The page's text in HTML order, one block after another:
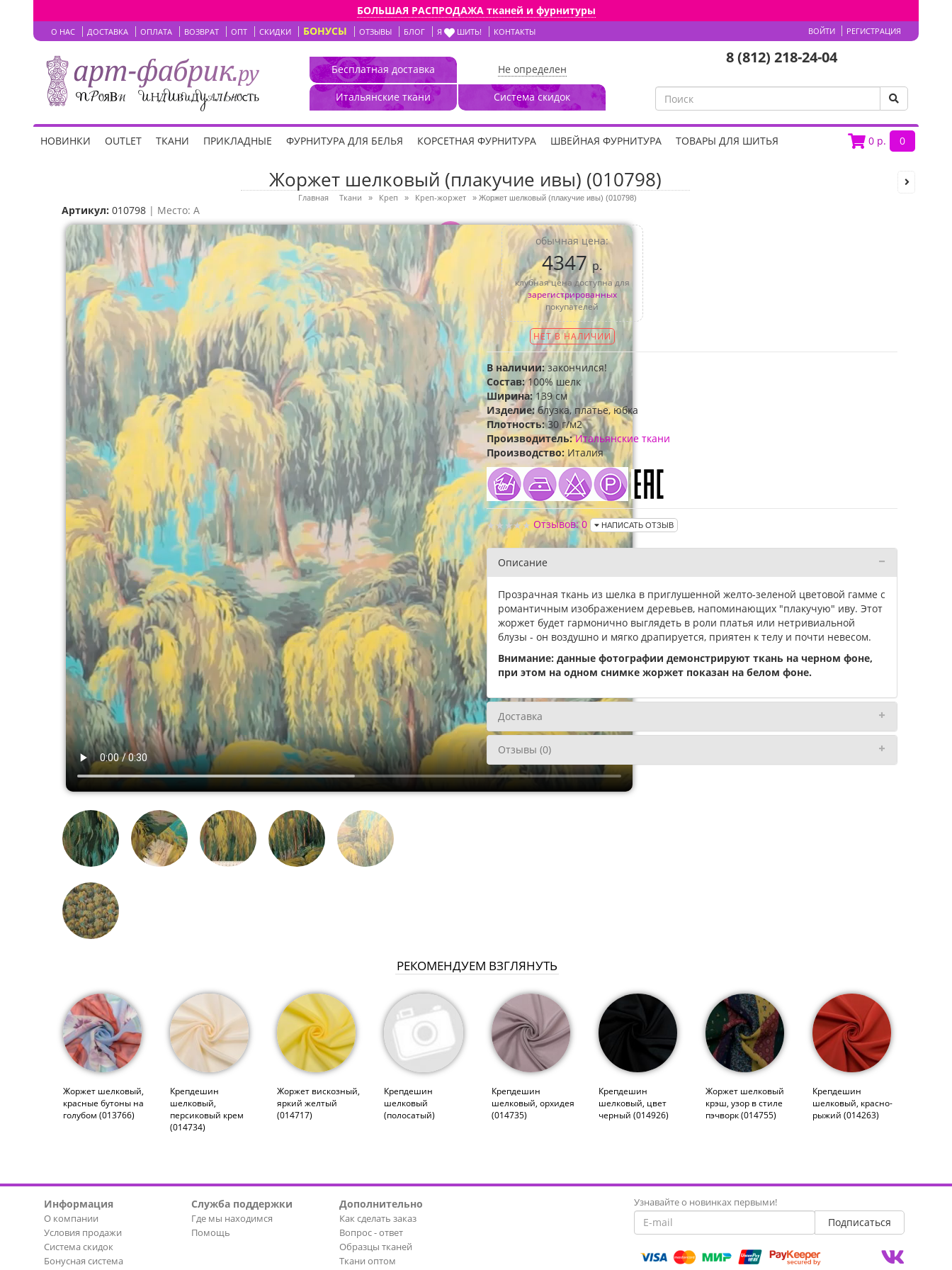
БОЛЬШАЯ РАСПРОДАЖА тканей и фурнитуры
О НАС ДОСТАВКА ОПЛАТА ВОЗВРАТ ОПТ СКИДКИ БОНУСЫ ОТЗЫВЫ БЛОГ Я ШИТЬ! КОНТАКТЫ ВОЙТИ РЕГИСТРАЦИЯ
Бесплатная доставка
Итальянские ткани
Не определен
Система скидок
8 (812) 218-24-04
0 р. 0
НОВИНКИ OUTLET ТКАНИ ПРИКЛАДНЫЕ ФУРНИТУРА ДЛЯ БЕЛЬЯ КОРСЕТНАЯ ФУРНИТУРА ШВЕЙНАЯ ФУРНИТУРА ТОВАРЫ ДЛЯ ШИТЬЯ
Жоржет шелковый (плакучие ивы) (010798)
Главная Ткани » Креп » Креп-жоржет » Жоржет шелковый (плакучие ивы) (010798)
Артикул: 010798 | Место: A
3D обычная цена:
4347р.
клубная цена доступна для
зарегистрированных
покупателей
НЕТ В НАЛИЧИИ
В наличии:закончился!
Состав:100% шелк
Ширина:139 см
Изделие:блузка, платье, юбка
Плотность:30 г/м2
Производитель: Итальянские ткани
Производство: Италия
Отзывов: 0 НАПИСАТЬ ОТЗЫВ
Описание
Прозрачная ткань из шелка в приглушенной желто-зеленой цветовой гамме с
романтичным изображением деревьев, напоминающих "плакучую" иву. Этот
жоржет будет гармонично выглядеть в роли платья или нетривиальной
блузы - он воздушно и мягко драпируется, приятен к телу и почти невесом.
Внимание: данные фотографии демонстрируют ткань на черном фоне,
при этом на одном снимке жоржет показан на белом фоне.
Доставка
Отзывы (0)
РЕКОМЕНДУЕМ ВЗГЛЯНУТЬ
Жоржет шелковый,
красные бутоны на
голубом (013766)
Крепдешин
шелковый,
персиковый крем
(014734)
Жоржет вискозный,
яркий желтый
(014717)
Крепдешин
шелковый
(полосатый)
Крепдешин
шелковый, орхидея
(014735)
Крепдешин
шелковый, цвет
черный (014926)
Жоржет шелковый
крэш, узор в стиле
пэчворк (014755)
Крепдешин
шелковый, красно-
рыжий (014263)
Информация
О компании
Условия продажи
Система скидок
Бонусная система
Служба поддержки
Где мы находимся
Помощь
Дополнительно
Как сделать заказ
Вопрос - ответ
Образцы тканей
Ткани оптом
Узнавайте о новинках первыми!